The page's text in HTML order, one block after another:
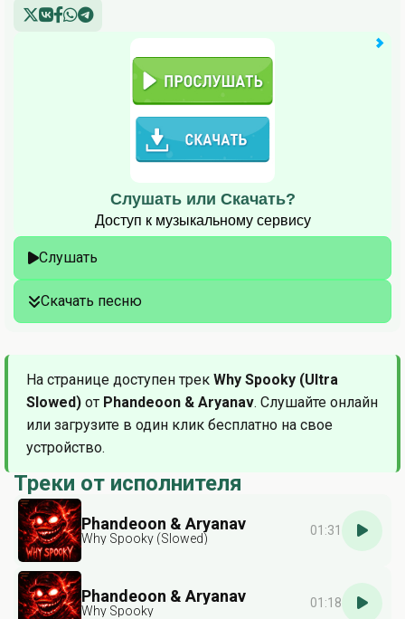
Слушать или Скачать?
Доступ к музыкальному сервису
Слушать
Скачать песню
На странице доступен трек Why Spooky (Ultra
Slowed) от Phandeoon & Aryanav. Слушайте онлайн
или загрузите в один клик бесплатно на свое
устройство.
Треки от исполнителя
Phandeoon & Aryanav
Why Spooky (Slowed)
01:31
Phandeoon & Aryanav
Why Spooky
01:18